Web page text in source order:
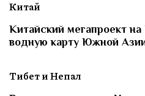
Китай
Китайский мегапроект
водную карту Южной
Тибет и Непал